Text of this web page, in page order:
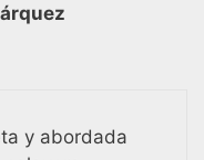
y abordada